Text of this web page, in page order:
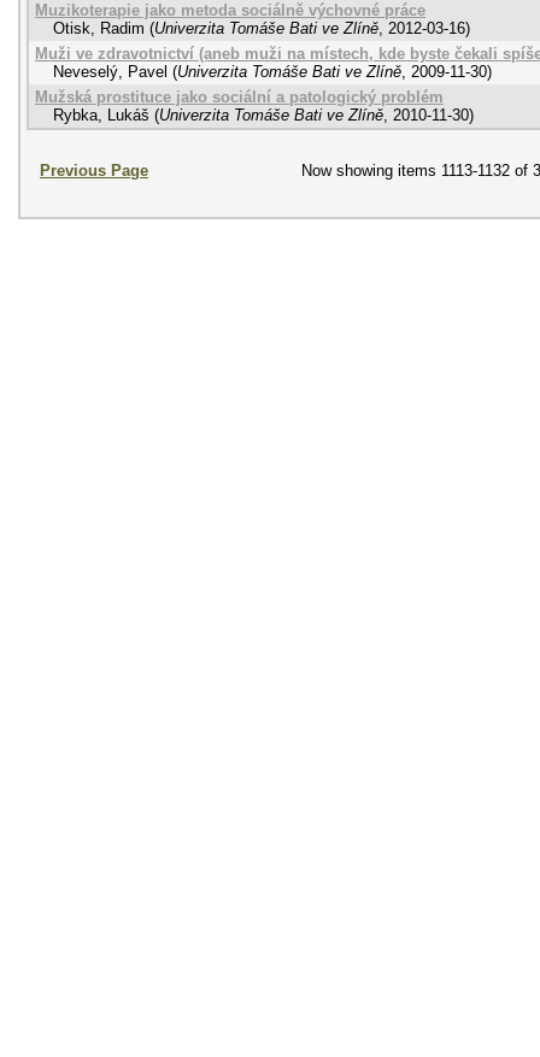
Muzikoterapie jako metoda sociálně výchovné práce
Otisk, Radim (Univerzita Tomáše Bati ve Zlíně, 2012-03-16)
Muži ve zdravotnictví (aneb muži na místech, kde byste čekali
Neveselý, Pavel (Univerzita Tomáše Bati ve Zlíně, 2009-11-30)
Mužská prostituce jako sociální a patologický problém
Rybka, Lukáš (Univerzita Tomáše Bati ve Zlíně, 2010-11-30)
Previous Page Now showing items 1113-1132 of